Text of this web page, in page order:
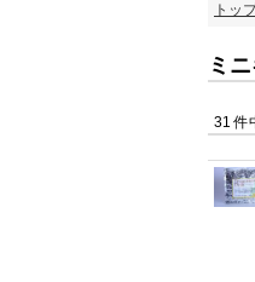
トッ
ミ
31 件